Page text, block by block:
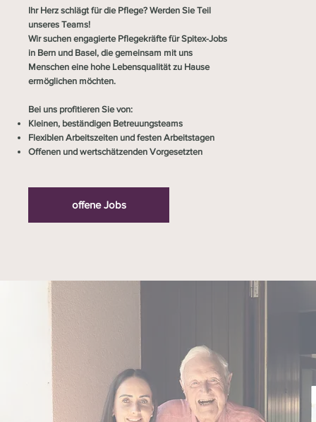
Ihr Herz schlägt für die Pflege? Werden Sie Teil
unseres Teams!
Wir suchen engagierte Pflegekräfte für Spitex-Jobs
in Bern und Basel, die gemeinsam mit uns
Menschen eine hohe Lebensqualität zu Hause
ermöglichen möchten.
Bei uns profitieren Sie von:
Kleinen, beständigen Betreuungsteams
Flexiblen Arbeitszeiten und festen Arbeitstagen
Offenen und wertschätzenden Vorgesetzten
offene Jobs
Sicher und gut betreut zu
Hause leben mit Demenz
Auch mit einer Demenzerkrankung ist ein Leben in
den eigenen vier Wänden möglich – mit der